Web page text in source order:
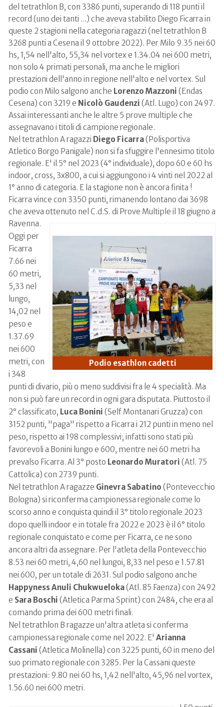
del tetrathlon B, con 3386 punti, superando di 118 punti il
record (uno dei tanti ...) che aveva stabilito Diego Ficarra in
queste 2 stagioni nella categoria ragazzi (nel tetrathlon B
3268 punti a Cesena il 9 ottobre 2022). Per Milo 9.35 nei 60
hs, 1,54 nell'alto, 55,34 nel vortex e 1.34.04 nei 600 metri,
non solo 4 primati personali, ma anche le migliori
prestazioni dell'anno in regione nell'alto e nel vortex. Sul
podio con Milo salgono anche Lorenzo Mazzoni (Endas
Cesena) con 3219 e Nicolò Gaudenzi (Atl. Lugo) con 2497.
Assai interessanti anche le altre 5 prove multiple che
assegnavano i titoli di campione regionale.
Nel tetrathlon A ragazzi Diego Ficarra(Polisportiva
Atletico Borgo Panigale) non si fa sfuggire l'ennesimo titolo
regionale. E' il 5° nel 2023 (4° individuale), dopo 60 e 60 hs
indoor, cross, 3x800, a cui si aggiungono i 4 vinti nel 2022 al
1° anno di categoria. E la stagione non è ancora finita !
Ficarra vince con 3350 punti, rimanendo lontano dai 3698
che aveva ottenuto nel C.d.S. di Prove Multiple il 18 giugno a
Ravenna.
Podio esathlon cadetti
Oggi per
Ficarra
7.66 nei
60 metri,
5,33 nel
lungo,
14,02 nel
peso e
1.37.69
nei 600
metri, con
i 348
punti di divario, più o meno suddivisi fra le 4 specialità. Ma
non si può fare un record in ogni gara disputata. Piuttosto il
2° classificato, Luca Bonini (Self Montanari Gruzza) con
3152 punti, "paga" rispetto a Ficarra i 212 punti in meno nel
peso, rispetto ai 198 complessivi; infatti sono stati più
favorevoli a Bonini lungo e 600, mentre nei 60 metri ha
prevalso Ficarra. Al 3° posto Leonardo Muratori (Atl. 75
Cattolica) con 2739 punti.
Nel tetrathlon A ragazze Ginevra Sabatino (Pontevecchio
Bologna) si riconferma campionessa regionale come lo
scorso anno e conquista quindi il 3° titolo regionale 2023
dopo quelli indoor e in totale fra 2022 e 2023 è il 6° titolo
regionale conquistato e come per Ficarra, ce ne sono
ancora altri da assegnare. Per l'atleta della Pontevecchio
8.53 nei 60 metri, 4,60 nel lungoi, 8,33 nel peso e 1.57.81
nei 600, per un totale di 2631. Sul podio salgono anche
Happyness Anuli Chukwueloka(Atl. 85 Faenza) con 2492
e Sara Boschi (Atletica Parma Sprint) con 2484, che era al
comando prima dei 600 metri finali.
Nel tetrathlon B ragazze un'altra atleta si conferma
campionessa regionale come nel 2022. E' Arianna
Cassani (Atletica Molinella) con 3225 punti, 60 in meno del
suo primato regionale con 3285. Per la Cassani queste
prestazioni: 9.80 nei 60 hs, 1,42 nell'alto, 45,96 nel vortex,
1.56.60 nei 600 metri.